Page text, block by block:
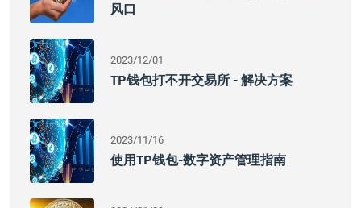
风口
2023/12/01
TP钱包打不开交易所 - 解决方案
2023/11/16
使用TP钱包-数字资产管理指南